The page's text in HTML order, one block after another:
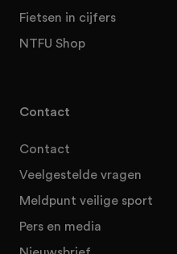
Fietsen in cijfers
NTFU Shop
Contact
Contact
Veelgestelde vragen
Meldpunt veilige sport
Pers en media